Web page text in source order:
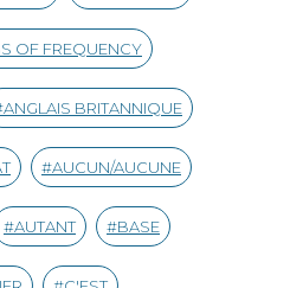
OF FREQUENCY
ANGLAIS BRITANNIQUE
AUCUN/AUCUNE
AUTANT BASE